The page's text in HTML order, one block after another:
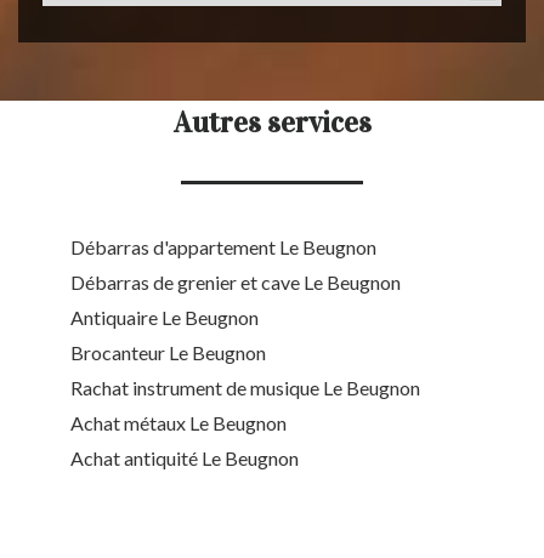
Autres services
Débarras d'appartement Le Beugnon
Débarras de grenier et cave Le Beugnon
Antiquaire Le Beugnon
Brocanteur Le Beugnon
Rachat instrument de musique Le Beugnon
Achat métaux Le Beugnon
Achat antiquité Le Beugnon